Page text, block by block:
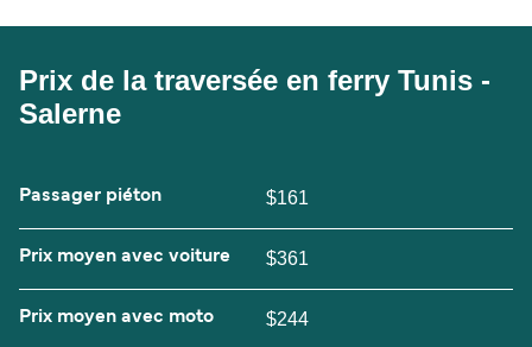
Prix de la traversée en ferry Tunis -
Salerne
Passager piéton $161
Prix moyen avec voiture $361
Prix moyen avec moto $244